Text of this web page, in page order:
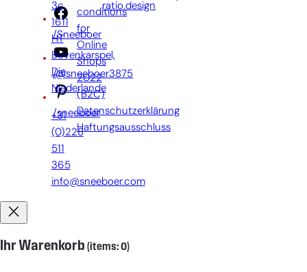
/Sneeboer
/@sneeboer3875
/sneeboer
3c,
1611
HT
Bovenkarspel,
Die
Niederlande
+31
(0)228
511
365
info@sneeboer.com
conditions
for
Online
Shops
2022
(B2C)
Datenschutzerklärung
Haftungsausschluss
ratio.design
Ihr Warenkorb (items: 0)